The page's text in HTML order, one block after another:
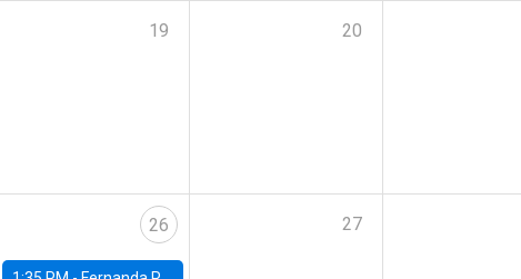
19 20
26 27